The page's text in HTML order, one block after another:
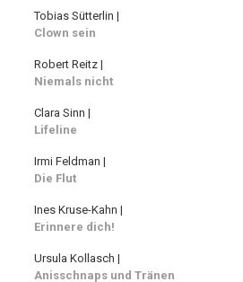
Tobias Sütterlin |
Clown sein
Robert Reitz |
Niemals nicht
Clara Sinn |
Lifeline
Irmi Feldman |
Die Flut
Ines Kruse-Kahn |
Erinnere dich!
Ursula Kollasch |
Anisschnaps und Tränen